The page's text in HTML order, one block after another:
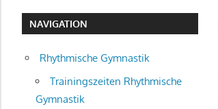
NAVIGATION
Rhythmische Gymnastik
Trainingszeiten Rhythmische
Gymnastik